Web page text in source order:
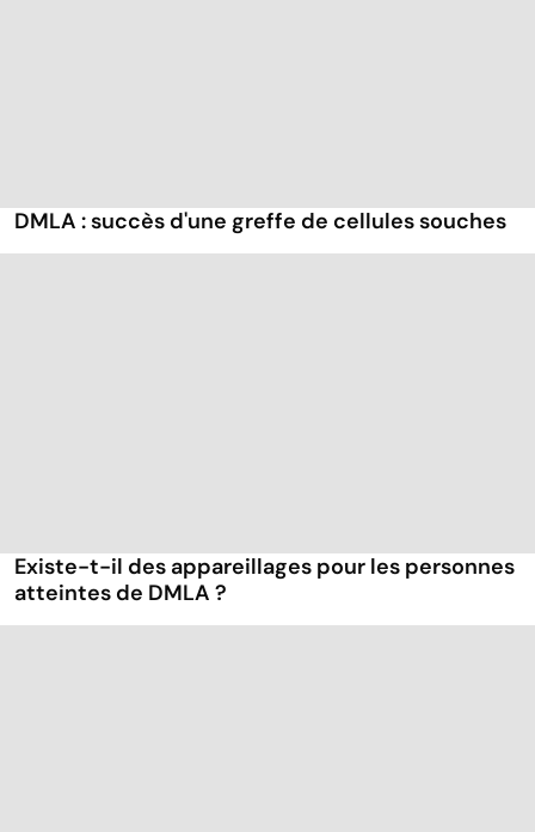
DMLA : succès d'une greffe de cellules souches
Existe-t-il des appareillages pour les personnes
atteintes de DMLA ?